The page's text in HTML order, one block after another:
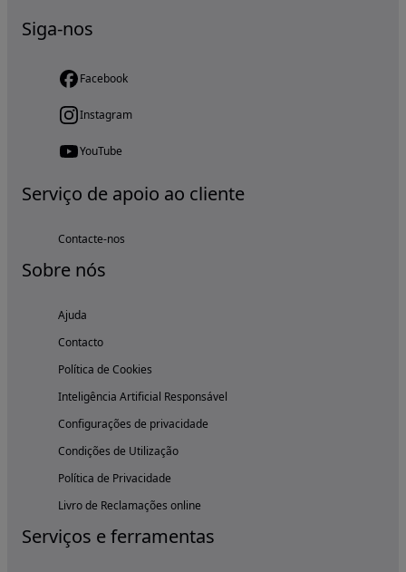
Siga-nos
Facebook
Instagram
YouTube
Serviço de apoio ao cliente
Contacte-nos
Sobre nós
Ajuda
Contacto
Política de Cookies
Inteligência Artificial Responsável
Configurações de privacidade
Condições de Utilização
Política de Privacidade
Livro de Reclamações online
Serviços e ferramentas